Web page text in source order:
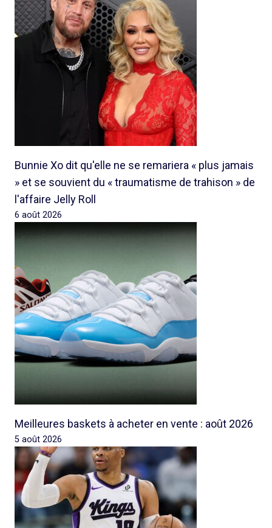
Bunnie Xo dit qu'elle ne se remariera « plus jamais
» et se souvient du « traumatisme de trahison » de
l'affaire Jelly Roll
6 août 2026
Meilleures baskets à acheter en vente : août 2026
5 août 2026